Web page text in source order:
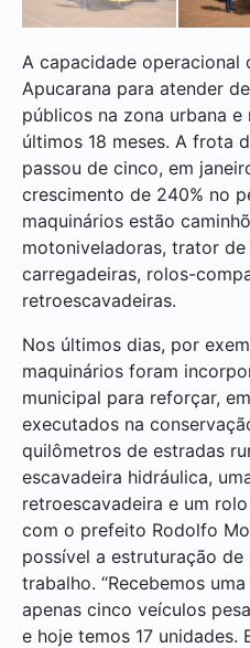
A capacidade operacional
Apucarana para atender
públicos na zona urbana
últimos 18 meses. A frota
passou de cinco, em
crescimento de 240% no
maquinários estão
motoniveladoras, trator
carregadeiras, rolos-
retroescavadeiras.
Nos últimos dias, por
maquinários foram
municipal para reforçar,
executados na
quilômetros de estradas
escavadeira hidráulica,
retroescavadeira e um
com o prefeito Rodolfo
possível a estruturação
trabalho. “Recebemos
apenas cinco veículos
e hoje temos 17 unidades.